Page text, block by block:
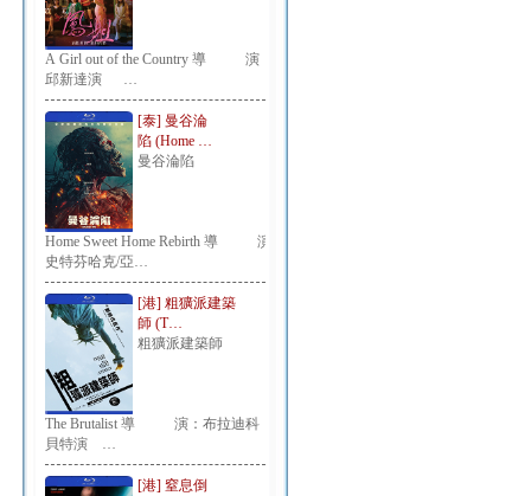
A Girl out of the Country 導 演：
邱新達演 …
[泰] 曼谷淪
陷 (Home …
曼谷淪陷
Home Sweet Home Rebirth 導 演：
史特芬哈克/亞…
[港] 粗獷派建築
師 (T…
粗獷派建築師
The Brutalist 導 演：布拉迪科
貝特演 …
[港] 窒息倒